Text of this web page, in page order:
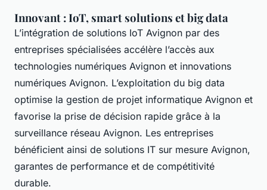
Innovant : IoT, smart solutions et big data
L’intégration de solutions IoT Avignon par des
entreprises spécialisées accélère l’accès aux
technologies numériques Avignon et innovations
numériques Avignon. L’exploitation du big data
optimise la gestion de projet informatique Avignon et
favorise la prise de décision rapide grâce à la
surveillance réseau Avignon. Les entreprises
bénéficient ainsi de solutions IT sur mesure Avignon,
garantes de performance et de compétitivité
durable.